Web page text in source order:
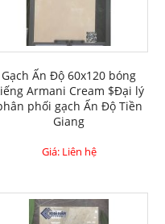
Gạch Ấn Độ 60x120 bóng
Armani Cream $Đại lý
phối gạch Ấn Độ Tiền
Giang
Giá: Liên hệ